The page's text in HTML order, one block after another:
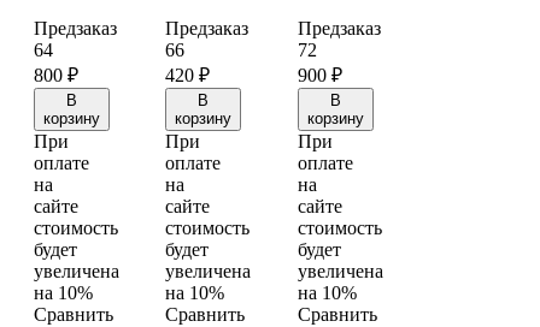
Предзаказ
64
800 ₽
В
корзину
При
оплате
на
сайте
стоимость
будет
увеличена
на 10%
Сравнить
Предзаказ
66
420₽
В
корзину
При
оплате
на
сайте
стоимость
будет
увеличена
на 10%
Сравнить
Предзаказ
72
900 ₽
В
корзину
При
оплате
на
сайте
стоимость
будет
увеличена
на 10%
Сравнить